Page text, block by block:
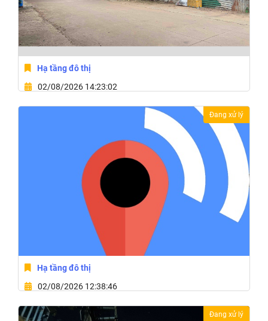
Hạ tầng đô thị
02/08/2026 14:23:02
Phường Buôn Ma Thuột, Tỉnh Đắk Lắk
Hạ tầng đô thị
02/08/2026 12:38:46
Xã Hòa Phú, Tỉnh Đắk Lắk
Đang xử lý
Đang xử lý